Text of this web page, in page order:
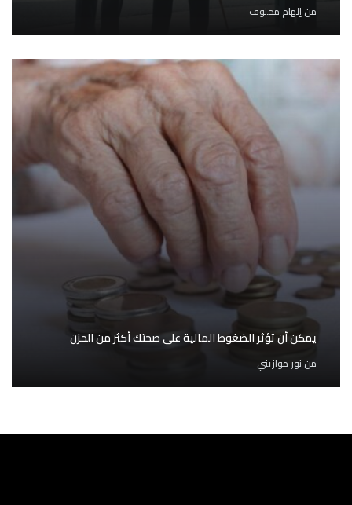
منإلهام مخلوف
يمكن أن تؤثر الضغوط المالية على صحتك أكثر من الحزن
مننور موازيني